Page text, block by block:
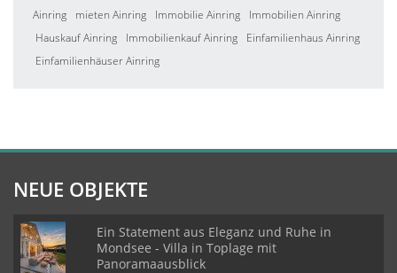
Ainring
mieten Ainring Immobilie Ainring
Immobilien Ainring
Hauskauf Ainring
Immobilienkauf Ainring
Einfamilienhaus Ainring
Einfamilienhäuser Ainring
NEUE OBJEKTE
Ein Statement aus Eleganz und Ruhe in
Mondsee - Villa in Toplage mit
Panoramaausblick